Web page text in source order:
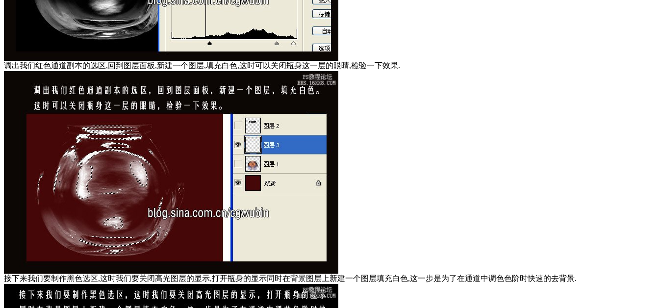
调出我们红色通道副本的选区,回到图层面板,新建一个图层,填充白色,这时可以关闭瓶身这一层的眼睛,检验一下效果.
接下来我们要制作黑色选区,这时我们要关闭高光图层的显示,打开瓶身的显示同时在背景图层上新建一个图层填充白色,这一步是为了在通道中调色色阶时快速的去背景.